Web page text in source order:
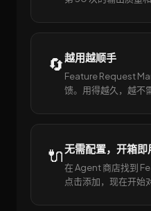
🔄越用越顺手
Feature Request
馈。用得越久，越不
🔌无需配置，开箱即
在 Agent 商店找到
点击添加，现在开始